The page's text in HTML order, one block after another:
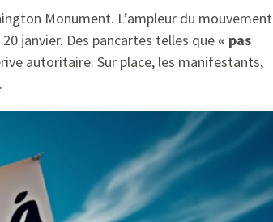
Monument. L’ampleur du mouvement
janvier. Des pancartes telles que « pas
autoritaire. Sur place, les manifestants,